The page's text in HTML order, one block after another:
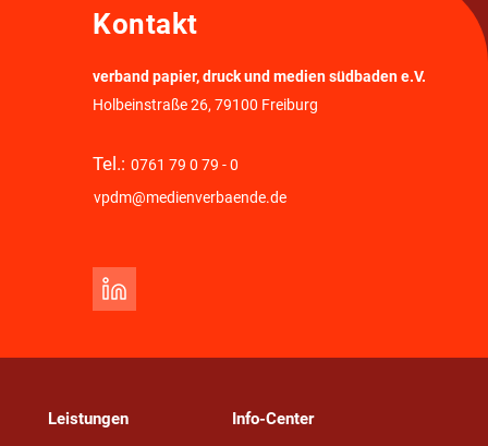
Kontakt
verband papier, druck und medien südbaden e.V.
Holbeinstraße 26, 79100 Freiburg
Tel.: 0761 79 0 79 - 0
vpdm@medienverbaende.de
Leistungen Info-Center